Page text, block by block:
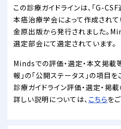
この診療ガイドラインは、「G-
本癌治療学会によって作成され
金原出版から発行されました。
選定部会にて選定されています。
Mindsでの評価・選定・本文掲載
報」の「公開ステータス」の項目を
診療ガイドライン評価・選定・掲
詳しい説明については、 こちらを